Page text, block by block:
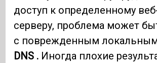
доступ к определенному
серверу, проблема может
с поврежденным
DNS . Иногда плохие